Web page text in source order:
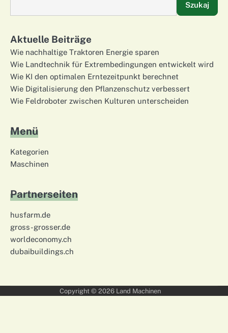
Szukaj
Aktuelle Beiträge
Wie nachhaltige Traktoren Energie sparen
Wie Landtechnik für Extrembedingungen entwickelt wird
Wie KI den optimalen Erntezeitpunkt berechnet
Wie Digitalisierung den Pflanzenschutz verbessert
Wie Feldroboter zwischen Kulturen unterscheiden
Menü
Kategorien
Maschinen
Partnerseiten
husfarm.de
gross-grosser.de
worldeconomy.ch
dubaibuildings.ch
Copyright © 2026 Land Machinen